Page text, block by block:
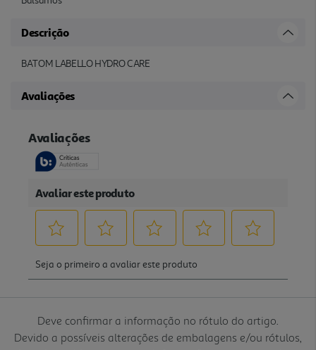
Descrição
BATOM LABELLO HYDRO CARE
Avaliações
Deve confirmar a informação no rótulo do artigo.
Devido a possíveis alterações de embalagens e/ou rótulos,